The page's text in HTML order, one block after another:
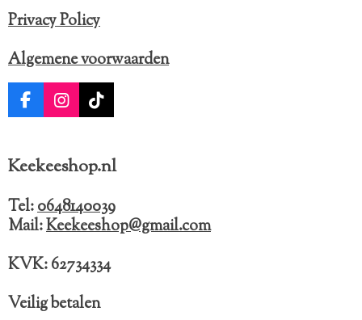
Privacy Policy
Algemene voorwaarden
F
b
o
k
I
a
r
a
m
T
o
Keekeeshop.nl
Tel:0648140039
Mail:Keekeeshop@gmail.com
KVK: 62734334
Veilig betalen